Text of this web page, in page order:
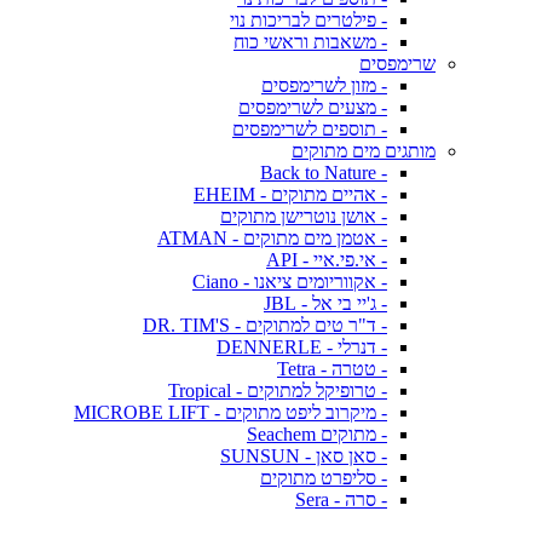
- פילטרים לבריכות נוי
- משאבות וראשי כוח
שרימפסים
- מזון לשרימפסים
- מצעים לשרימפסים
- תוספים לשרימפסים
מותגים מים מתוקים
- Back to Nature
- אהיים מתוקים - EHEIM
- אושן נוטרישן מתוקים
- אטמן מים מתוקים - ATMAN
- אי.פי.איי - API
- אקווריומים ציאנו - Ciano
- ג'יי בי אל - JBL
- ד"ר טים למתוקים - DR. TIM'S
- דנרלי - DENNERLE
- טטרה - Tetra
- טרופיקל למתוקים - Tropical
- מיקרוב ליפט מתוקים - MICROBE LIFT
- מתוקים Seachem
- סאן סאן - SUNSUN
- סליפרט מתוקים
- סרה - Sera